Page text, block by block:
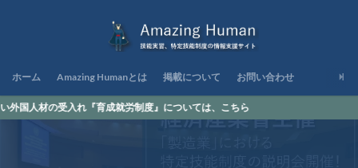
ホーム Amazing Humanとは 掲載について お問い合わせ
成就労制度』については、こちら